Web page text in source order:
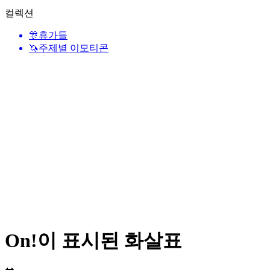
컬렉션
🎊휴가들
🦄주제별 이모티콘
On!이 표시된 화살표